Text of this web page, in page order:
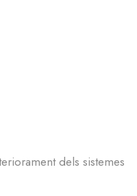
dels sistemes